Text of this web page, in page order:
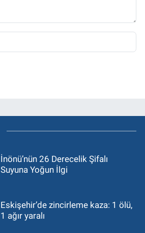
İnönü’nün 26 Derecelik Şifalı
Suyuna Yoğun İlgi
Eskişehir’de zincirleme kaza: 1 ölü,
1 ağır yaralı